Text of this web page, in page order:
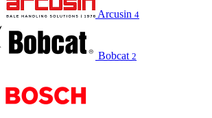
Arcusin 4
Bobcat 2